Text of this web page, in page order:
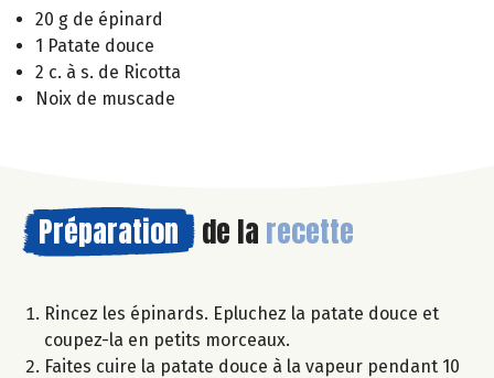
20 g de épinard
1 Patate douce
2 c. à s. de Ricotta
Noix de muscade
Préparation de la recette
Rincez les épinards. Epluchez la patate douce et
coupez-la en petits morceaux.
Faites cuire la patate douce à la vapeur pendant 10